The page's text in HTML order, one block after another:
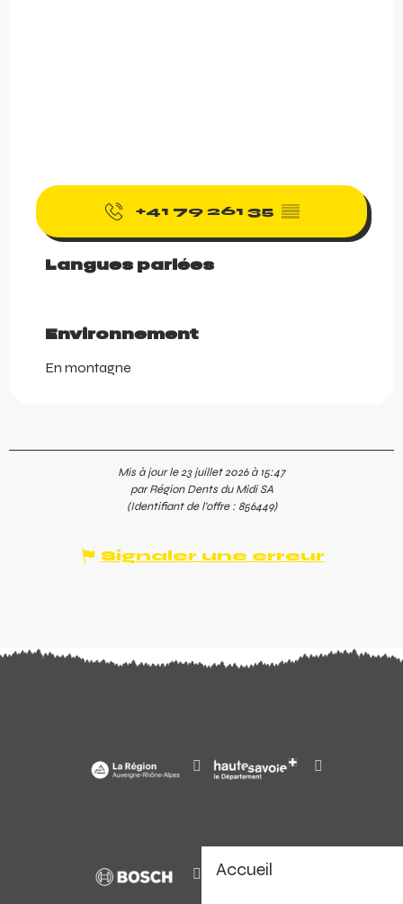
Accueil
+41 79 261 35 ▒▒
Langues parlées
Langues parlées
Environnement
Environnement
En montagne
Mis à jour le 23 juillet 2026 à 15:47
par Région Dents du Midi SA
(Identifiant de l'offre : 856449)
Signaler une erreur